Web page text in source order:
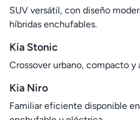
SUV versátil, con diseño
híbridas enchufables.
Kia Stonic
Crossover urbano, compacto y
Kia Niro
Familiar eficiente disponible